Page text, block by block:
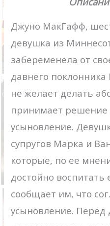
Джуно МакГафф,
девушка из
забеременела от
давнего
не желает делать
принимает решение
усыновление.
супругов Марка и
которые, по ее
достойно
сообщает им, что
усыновление. Перед